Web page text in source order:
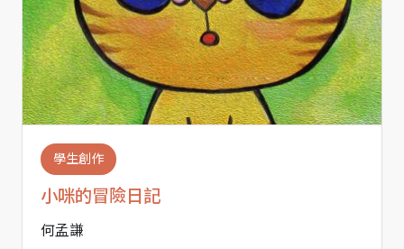
學生創作
小咪的冒險日記
何孟謙